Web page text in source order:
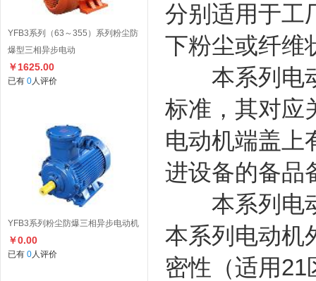
YFB3系列（63～355）系列粉尘防
爆型三相异步电动
￥1625.00
已有 0人评价
YFB3系列粉尘防爆三相异步电动机
￥0.00
已有 0人评价
分别适用于工
下粉尘或纤维
本系列电动
标准，其对应
电动机端盖上
进设备的备品
本系列电
本系列电动机
密性（适用21